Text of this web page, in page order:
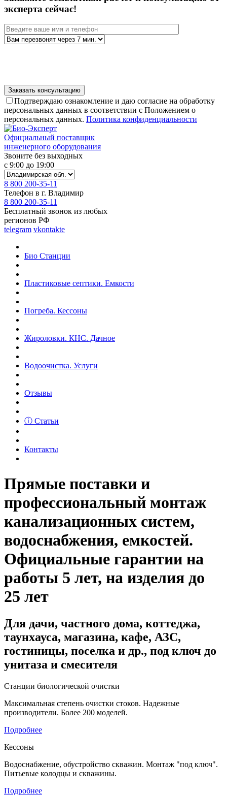
эксперта сейчас!
Подтверждаю ознакомление и даю согласие на обработку
персональных данных в соответствии с Положением о
персональных данных. Политика конфиденциальности
Официальный поставщик
инженерного оборудования
Звоните без выходных
с 9:00 до 19:00
8 800 200-35-11
Телефон в г. Владимир
8 800 200-35-11
Бесплатный звонок из любых
регионов РФ
telegram vkontakte
Био Станции
Пластиковые септики. Емкости
Погреба. Кессоны
Жироловки. КНС. Дачное
Водоочистка. Услуги
Отзывы
ⓘ Статьи
Контакты
Прямые поставки и
профессиональный монтаж
канализационных систем,
водоснабжения, емкостей.
Официальные гарантии на
работы 5 лет, на изделия до
25 лет
Для дачи, частного дома, коттеджа,
таунхауса, магазина, кафе, АЗС,
гостиницы, поселка и др., под ключ до
унитаза и смесителя
Станции биологической очистки
Максимальная степень очистки стоков. Надежные
производители. Более 200 моделей.
Подробнее
Кессоны
Водоснабжение, обустройство скважин. Монтаж "под ключ".
Питьевые колодцы и скважины.
Подробнее